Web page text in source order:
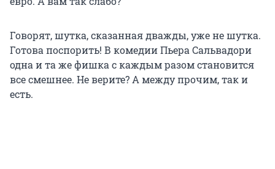
Говорят, шутка, сказанная дважды, уже не шутка.
Готова поспорить! В комедии Пьера Сальвадори
одна и та же фишка с каждым разом становится
все смешнее. Не верите? А между прочим, так и
есть.